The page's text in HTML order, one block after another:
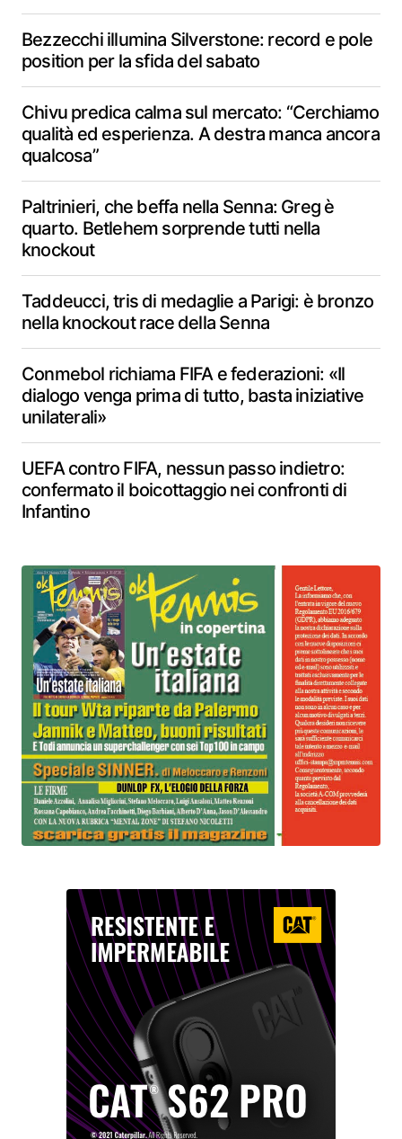
Bezzecchi illumina Silverstone: record e pole
position per la sfida del sabato
Chivu predica calma sul mercato: “Cerchiamo
qualità ed esperienza. A destra manca ancora
qualcosa”
Paltrinieri, che beffa nella Senna: Greg è
quarto. Betlehem sorprende tutti nella
knockout
Taddeucci, tris di medaglie a Parigi: è bronzo
nella knockout race della Senna
Conmebol richiama FIFA e federazioni: «Il
dialogo venga prima di tutto, basta iniziative
unilaterali»
UEFA contro FIFA, nessun passo indietro:
confermato il boicottaggio nei confronti di
Infantino